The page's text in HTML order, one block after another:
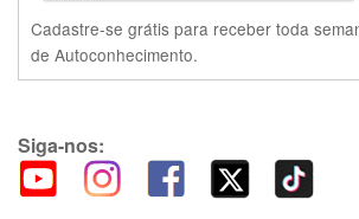
Cadastre-se grátis para receber toda
de Autoconhecimento.
Siga-nos: